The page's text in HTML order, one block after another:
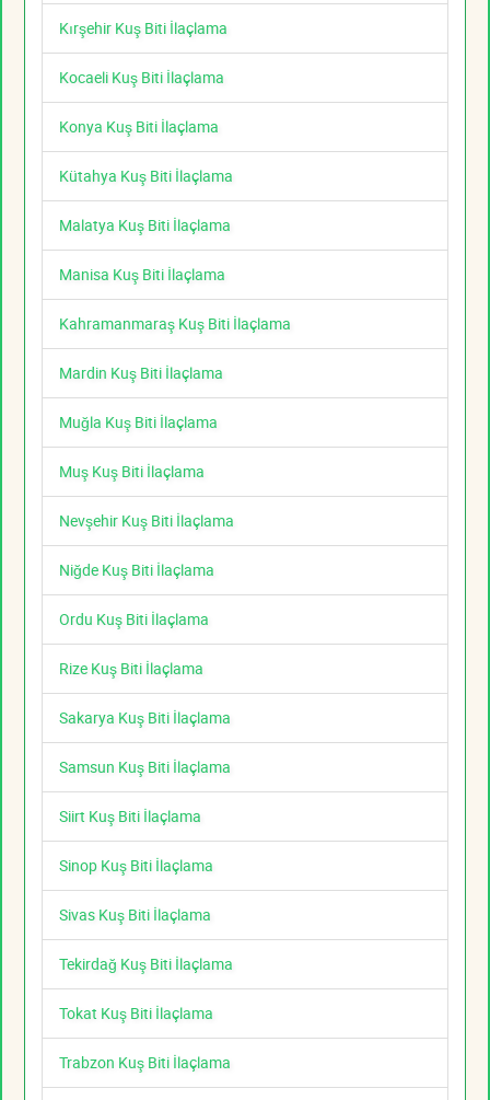
Kırşehir Kuş Biti İlaçlama
Kocaeli Kuş Biti İlaçlama
Konya Kuş Biti İlaçlama
Kütahya Kuş Biti İlaçlama
Malatya Kuş Biti İlaçlama
Manisa Kuş Biti İlaçlama
Kahramanmaraş Kuş Biti İlaçlama
Mardin Kuş Biti İlaçlama
Muğla Kuş Biti İlaçlama
Muş Kuş Biti İlaçlama
Nevşehir Kuş Biti İlaçlama
Niğde Kuş Biti İlaçlama
Ordu Kuş Biti İlaçlama
Rize Kuş Biti İlaçlama
Sakarya Kuş Biti İlaçlama
Samsun Kuş Biti İlaçlama
Siirt Kuş Biti İlaçlama
Sinop Kuş Biti İlaçlama
Sivas Kuş Biti İlaçlama
Tekirdağ Kuş Biti İlaçlama
Tokat Kuş Biti İlaçlama
Trabzon Kuş Biti İlaçlama